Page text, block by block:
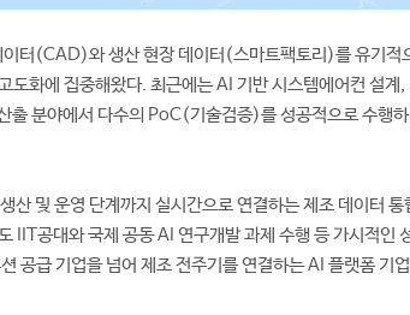
이터(CAD)와 생산 현장 데이터(스마트팩토리)를 유기적
화에 집중해왔다. 최근에는 AI 기반 시스템에어컨 설계,
출 분야에서 다수의 PoC(기술검증)를 성공적으로 수행
산 및 운영 단계까지 실시간으로 연결하는 제조 데이터 통
IIT공대와 국제 공동 AI 연구개발 과제 수행 등 가시적인
공급 기업을 넘어 제조 전주기를 연결하는 AI 플랫폼 기